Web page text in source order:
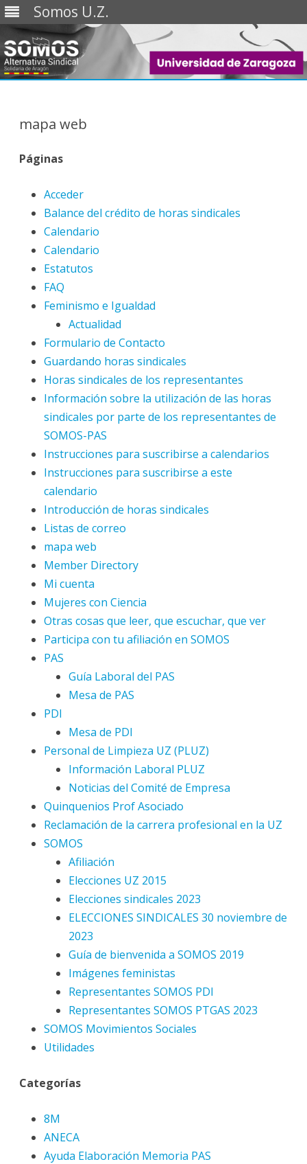
Somos U.Z.
Saltar
mapa web
Páginas
Acceder
Balance del crédito de horas sindicales
Calendario
Calendario
Estatutos
FAQ
Feminismo e Igualdad
Actualidad
Formulario de Contacto
Guardando horas sindicales
Horas sindicales de los representantes
Información sobre la utilización de las horas
sindicales por parte de los representantes de
SOMOS-PAS
Instrucciones para suscribirse a calendarios
Instrucciones para suscribirse a este
calendario
Introducción de horas sindicales
Listas de correo
mapa web
Member Directory
Mi cuenta
Mujeres con Ciencia
Otras cosas que leer, que escuchar, que ver
Participa con tu afiliación en SOMOS
PAS
Guía Laboral del PAS
Mesa de PAS
PDI
Mesa de PDI
Personal de Limpieza UZ (PLUZ)
Información Laboral PLUZ
Noticias del Comité de Empresa
Quinquenios Prof Asociado
Reclamación de la carrera profesional en la UZ
SOMOS
Afiliación
Elecciones UZ 2015
Elecciones sindicales 2023
ELECCIONES SINDICALES 30 noviembre de
2023
Guía de bienvenida a SOMOS 2019
Imágenes feministas
Representantes SOMOS PDI
Representantes SOMOS PTGAS 2023
SOMOS Movimientos Sociales
Utilidades
Categorías
8M
ANECA
Ayuda Elaboración Memoria PAS